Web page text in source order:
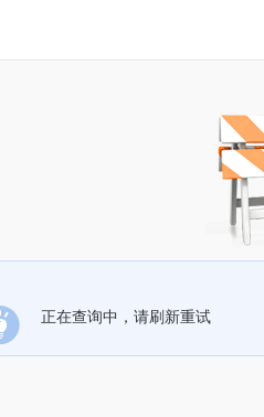
正在查询中，请刷新重试